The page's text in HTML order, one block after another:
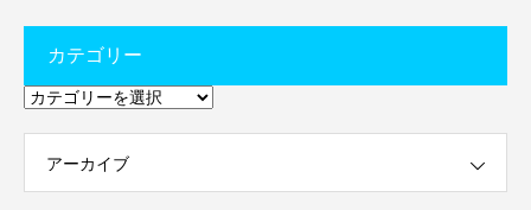
カテゴリー
カ
テ
アーカイブ